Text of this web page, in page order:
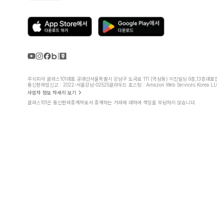
주식회사 클래스101대표 공대선서울특별시 강남구 도곡로 111 (역삼동) 미진빌딩 6층,13층대표
통신판매업신고 : 2022-서울강남-02525클라우드 호스팅 : Amazon Web Services Korea
사업자 정보 자세히 보기
클래스101은 통신판매중개자로서 중개하는 거래에 대하여 책임을 부담하지 않습니다.